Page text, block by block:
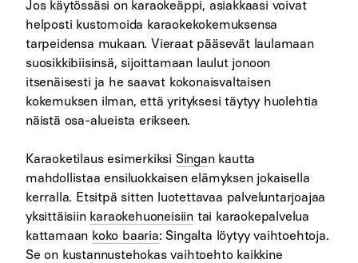
Jos käytössäsi on karaokeäppi, asiakkaasi voivat
helposti kustomoida karaokekokemuksensa
tarpeidensa mukaan. Vieraat pääsevät laulamaan
suosikkibiisinsä, sijoittamaan laulut jonoon
itsenäisesti ja he saavat kokonaisvaltaisen
kokemuksen ilman, että yrityksesi täytyy huolehtia
näistä osa-alueista erikseen.
Karaoketilaus esimerkiksi Singan kautta
mahdollistaa ensiluokkaisen elämyksen jokaisella
kerralla. Etsitpä sitten luotettavaa palveluntarjoajaa
yksittäisiin karaokehuoneisiin tai karaokepalvelua
kattamaan koko baaria: Singalta löytyy vaihtoehtoja.
Se on kustannustehokas vaihtoehto kaikkine